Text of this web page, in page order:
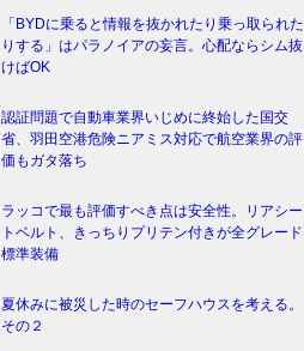
「BYDに乗ると情報を抜かれたり乗っ取られた
りする」はパラノイアの妄言。心配ならシム抜
けばOK
認証問題で自動車業界いじめに終始した国交
省、羽田空港危険ニアミス対応で航空業界の評
価もガタ落ち
ラッコで最も評価すべき点は安全性。リアシー
トベルト、きっちりプリテン付きが全グレード
標準装備
夏休みに被災した時のセーフハウスを考える。
その２